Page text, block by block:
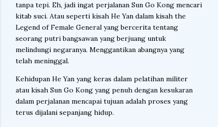
tanpa tepi. Eh, jadi ingat perjalanan Sun Go Kong mencari
kitab suci. Atau seperti kisah He Yan dalam kisah the
Legend of Female General yang bercerita tentang
seorang putri bangsawan yang berjuang untuk
melindungi negaranya. Menggantikan abangnya yang
telah meninggal.
Kehidupan He Yan yang keras dalam pelatihan militer
atau kisah Sun Go Kong yang penuh dengan kesukaran
dalam perjalanan mencapai tujuan adalah proses yang
terus dijalani sepanjang hidup.